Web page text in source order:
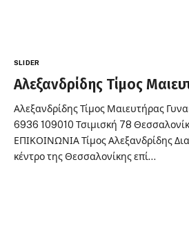
SLIDER
Αλεξανδρίδης Τίμος
Αλεξανδρίδης Τίμος Μαιευτήρας
6936 109010 Τσιμισκή 78
ΕΠΙΚΟΙΝΩΝΙΑ Τίμος Αλεξανδρίδης
κέντρο της Θεσσαλονίκης επί…